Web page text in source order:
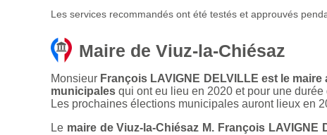
Les services recommandés ont été testés et approuvés
Maire de Viuz-la-Chiésaz
Monsieur François LAVIGNE DELVILLE est le
municipales qui ont eu lieu en 2020 et pour une durée
Les prochaines élections municipales auront lieux en
Le maire de Viuz-la-Chiésaz M. François LAVIGNE